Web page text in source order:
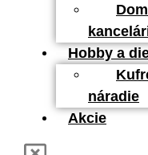
Hobby a
náradie
Akcie